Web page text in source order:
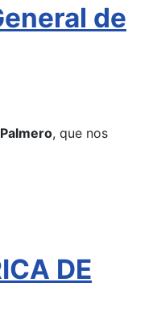
de
, que nos
DE